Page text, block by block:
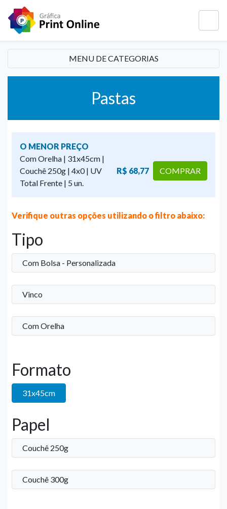
MENU DE CATEGORIAS
Pastas
O MENOR PREÇO
Com Orelha | 31x45cm |
Couchê 250g | 4x0 | UV
Total Frente | 5 un.
R$ 68,77 COMPRAR
Verifique outras opções utilizando o filtro abaixo:
Tipo
Com Bolsa - Personalizada
Vinco
Com Orelha
Formato
31x45cm
Papel
Couchê 250g
Couchê 300g